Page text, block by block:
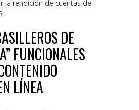
la rendición de cuentas de
DE
FUNCIONALES
LÍNEA